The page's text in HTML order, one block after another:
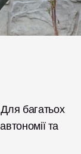
багатьох
та